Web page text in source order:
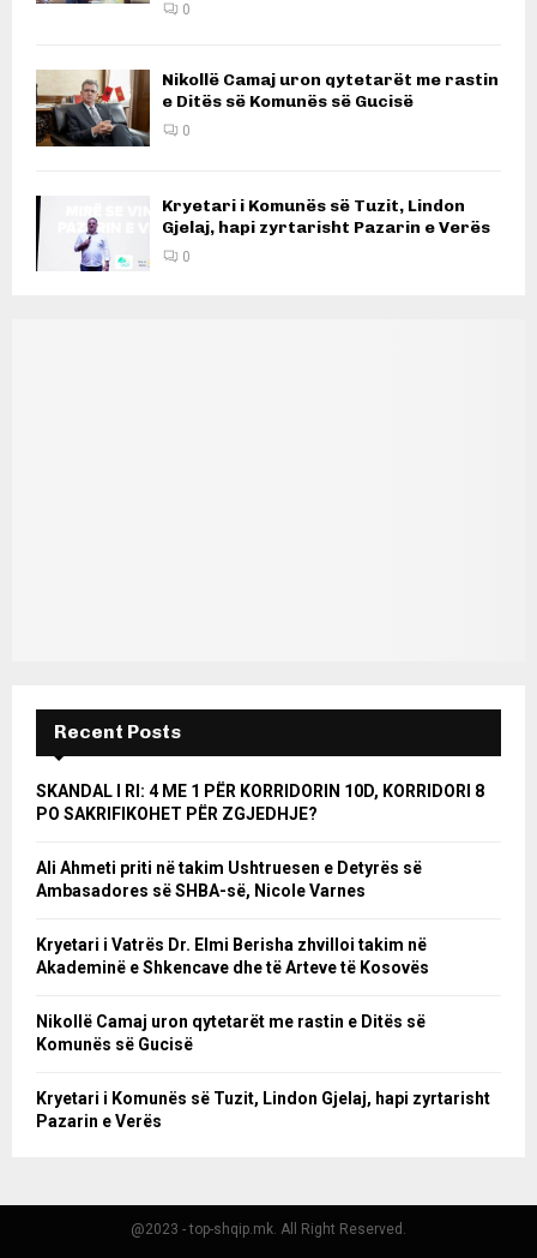
0
Nikollë Camaj uron qytetarët me rastin
e Ditës së Komunës së Gucisë
0
Kryetari i Komunës së Tuzit, Lindon
Gjelaj, hapi zyrtarisht Pazarin e Verës
0
Recent Posts
SKANDAL I RI: 4 ME 1 PËR KORRIDORIN 10D, KORRIDORI 8
PO SAKRIFIKOHET PËR ZGJEDHJE?
Ali Ahmeti priti në takim Ushtruesen e Detyrës së
Ambasadores së SHBA-së, Nicole Varnes
Kryetari i Vatrës Dr. Elmi Berisha zhvilloi takim në
Akademinë e Shkencave dhe të Arteve të Kosovës
Nikollë Camaj uron qytetarët me rastin e Ditës së
Komunës së Gucisë
Kryetari i Komunës së Tuzit, Lindon Gjelaj, hapi zyrtarisht
Pazarin e Verës
@2023 - top-shqip.mk. All Right Reserved.